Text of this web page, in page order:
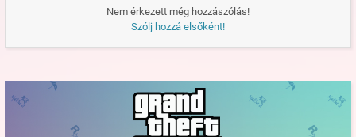
Nem érkezett még hozzászólás!
Szólj hozzá elsőként!